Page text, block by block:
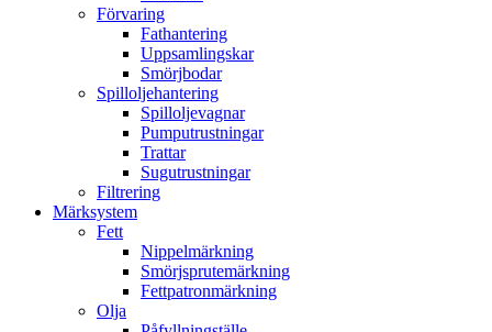
Förvaring
Fathantering
Uppsamlingskar
Smörjbodar
Spilloljehantering
Spilloljevagnar
Pumputrustningar
Trattar
Sugutrustningar
Filtrering
Märksystem
Fett
Nippelmärkning
Smörjsprutemärkning
Fettpatronmärkning
Olja